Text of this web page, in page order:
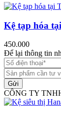
Kệ tạp hóa
450.000
Để lại thông tin
Gửi
CÔNG TY